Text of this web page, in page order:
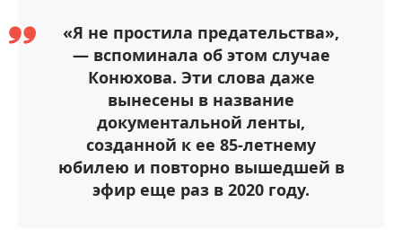
«Я не простила предательства»,
— вспоминала об этом случае
Конюхова. Эти слова даже
вынесены в название
документальной ленты,
созданной к ее 85-летнему
юбилею и повторно вышедшей в
эфир еще раз в 2020 году.